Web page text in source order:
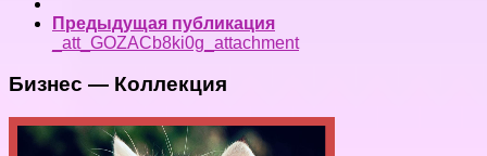
Предыдущая публикация
_att_GOZACb8ki0g_attachment
Бизнес — Коллекция